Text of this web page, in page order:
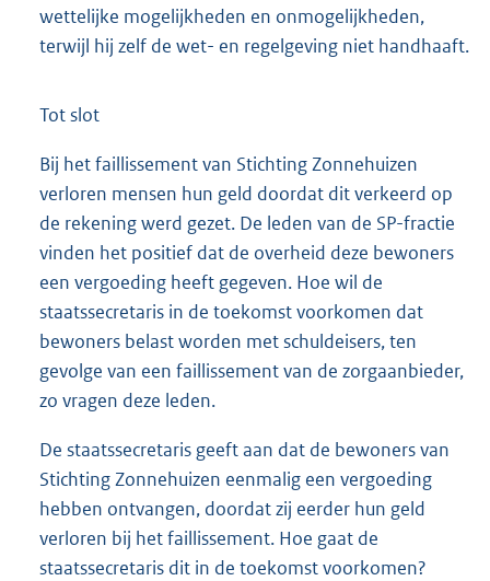
wettelijke mogelijkheden en onmogelijkheden,
terwijl hij zelf de wet- en regelgeving niet handhaaft.
Tot slot
Bij het faillissement van Stichting Zonnehuizen
verloren mensen hun geld doordat dit verkeerd op
de rekening werd gezet. De leden van de SP-fractie
vinden het positief dat de overheid deze bewoners
een vergoeding heeft gegeven. Hoe wil de
staatssecretaris in de toekomst voorkomen dat
bewoners belast worden met schuldeisers, ten
gevolge van een faillissement van de zorgaanbieder,
zo vragen deze leden.
De staatssecretaris geeft aan dat de bewoners van
Stichting Zonnehuizen eenmalig een vergoeding
hebben ontvangen, doordat zij eerder hun geld
verloren bij het faillissement. Hoe gaat de
staatssecretaris dit in de toekomst voorkomen?